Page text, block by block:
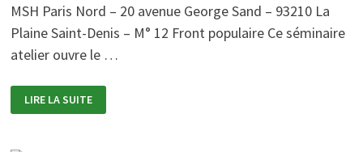
MSH Paris Nord – 20 avenue George Sand – 93210 La
Plaine Saint-Denis – M° 12 Front populaire Ce séminaire
atelier ouvre le …
D’OUVERTURE
PROGRAMME
LIRE LA SUITE